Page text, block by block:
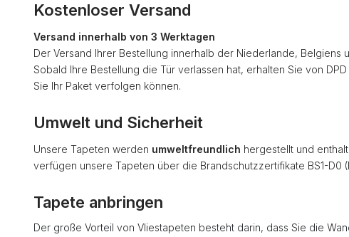
Kostenloser Versand
Versand innerhalb von 3 Werktagen
Der Versand Ihrer Bestellung innerhalb der Niederlande, Belgiens
Sobald Ihre Bestellung die Tür verlassen hat, erhalten Sie von
Sie Ihr Paket verfolgen können.
Umwelt und Sicherheit
Unsere Tapeten werden umweltfreundlich hergestellt und
verfügen unsere Tapeten über die Brandschutzzertifikate BS1-D0
Tapete anbringen
Der große Vorteil von Vliestapeten besteht darin, dass Sie die